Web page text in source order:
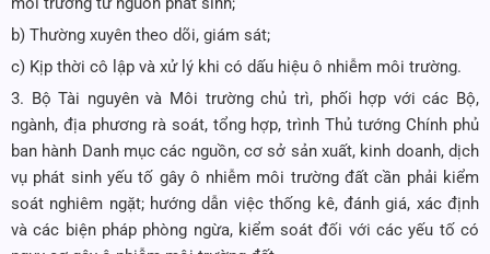
b) Thường xuyên theo dõi, giám sát;
c) Kịp thời cô lập và xử lý khi có dấu hiệu ô nhiễm môi trường.
3. Bộ Tài nguyên và Môi trường chủ trì, phối hợp với các Bộ,
ngành, địa phương rà soát, tổng hợp, trình Thủ tướng Chính phủ
ban hành Danh mục các nguồn, cơ sở sản xuất, kinh doanh, dịch
vụ phát sinh yếu tố gây ô nhiễm môi trường đất cần phải kiểm
soát nghiêm ngặt; hướng dẫn việc thống kê, đánh giá, xác định
và các biện pháp phòng ngừa, kiểm soát đối với các yếu tố có